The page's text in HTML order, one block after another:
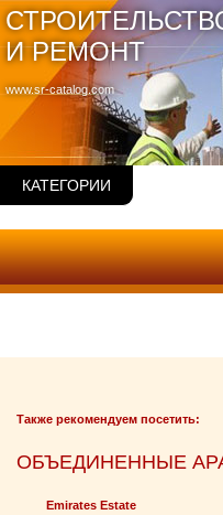
www.sr-catalog.com
И РЕМОНТ
КАТЕГОРИИ
Также рекомендуем посетить:
ОБЪЕДИНЕННЫЕ
Emirates Estate